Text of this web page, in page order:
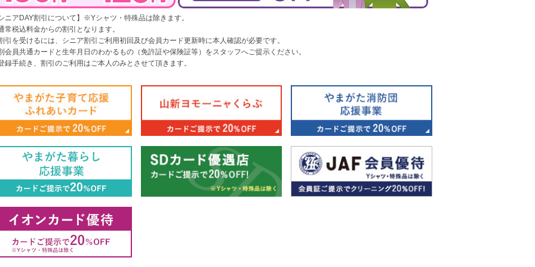
シニアDAY割引について】※Yシャツ・特殊品は除きます。
常税込料金からの割引となります。
引を受けるには、シニア割引ご利用初回及び会員カード更新時に本人確認が必要です。
会員共通カードと生年月日のわかるもの（免許証や保険証等）をスタッフへご提示ください。
録手続き、割引のご利用はご本人のみとさせて頂きます。